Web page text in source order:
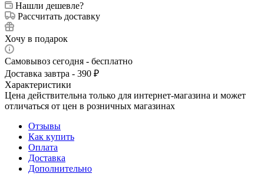
Нашли дешевле?
Рассчитать доставку
Хочу в подарок
Самовывоз сегодня - бесплатно
Доставка завтра - 390 ₽
Характеристики
Цена действительна только для интернет-магазина и может
отличаться от цен в розничных магазинах
Отзывы
Как купить
Оплата
Доставка
Дополнительно